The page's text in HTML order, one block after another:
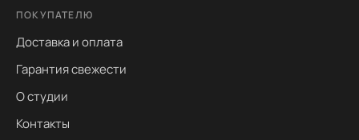
ПОКУПАТЕЛЮ
Доставка и оплата
Гарантия свежести
О студии
Контакты